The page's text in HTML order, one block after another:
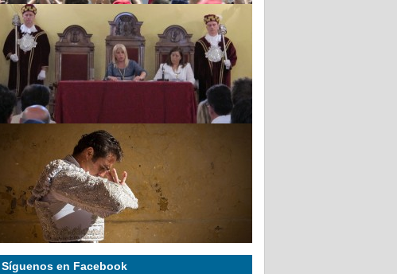
Síguenos en Facebook